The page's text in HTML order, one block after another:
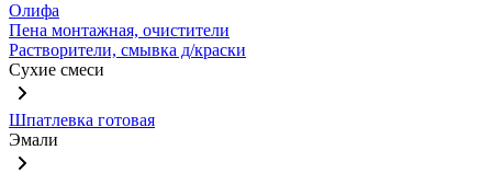
Олифа
Пена монтажная, очистители
Растворители, смывка д/краски
Сухие смеси
Шпатлевка готовая
Эмали